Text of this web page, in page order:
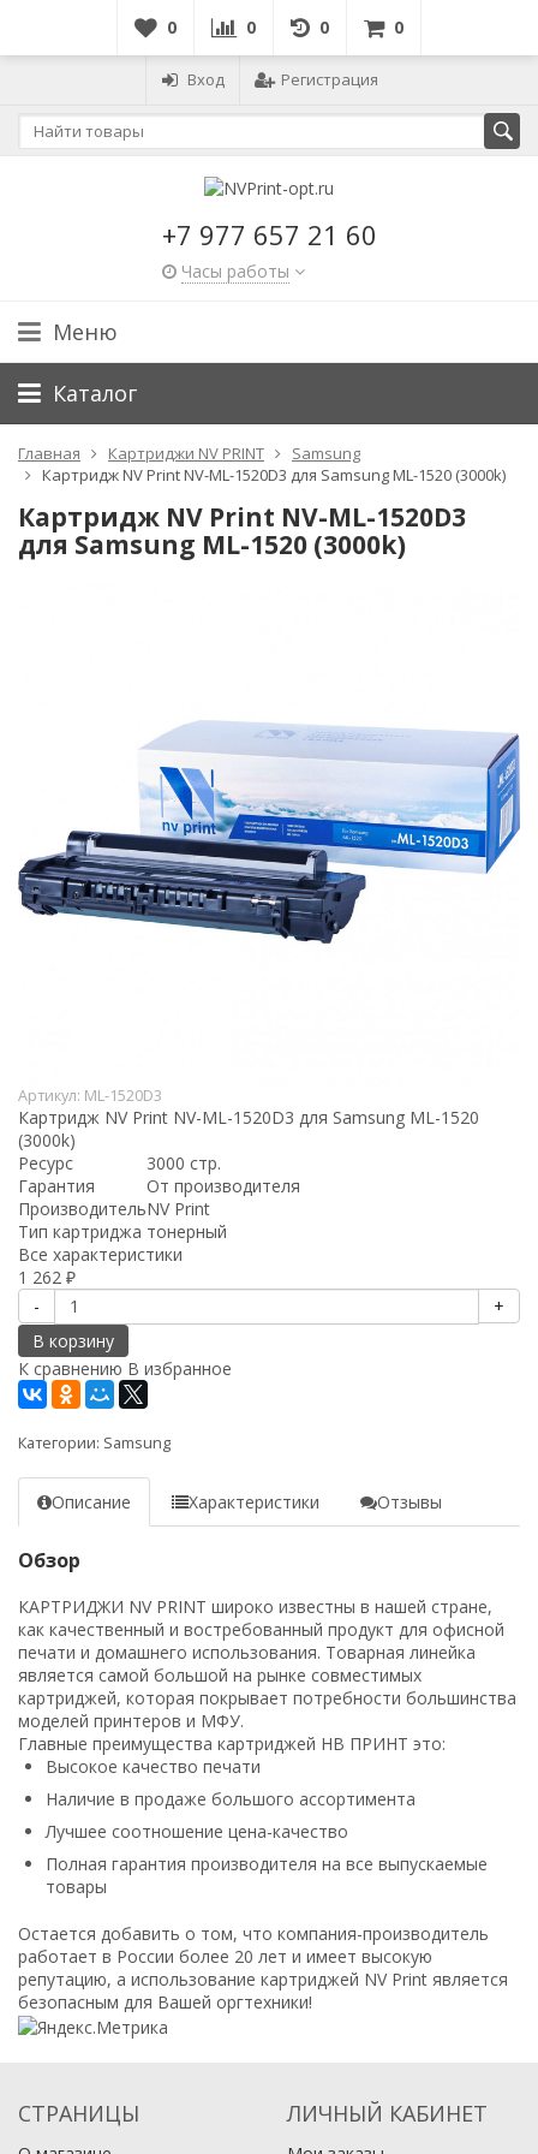
0 0 0 0
Вход Регистрация
+7 977 657 21 60
Часы работы
Меню
Каталог
Главная Картриджи NV PRINT
Samsung
Картридж NV Print NV-ML-1520D3 для Samsung ML-1520 (3000k)
Картридж NV Print NV-ML-1520D3
для Samsung ML-1520 (3000k)
Артикул: ML-1520D3
Картридж NV Print NV-ML-1520D3 для Samsung ML-1520
(3000k)
Ресурс
3000 стр.
Гарантия
От производителя
ПроизводительNV Print
Тип картриджа тонерный
Все характеристики
1 262 ₽
-
+
В корзину
К сравнению В избранное
Категории: Samsung
Описание Характеристики Отзывы
Обзор
КАРТРИДЖИ NV PRINT широко известны в нашей стране,
как качественный и востребованный продукт для офисной
печати и домашнего использования. Товарная линейка
является самой большой на рынке совместимых
картриджей, которая покрывает потребности большинства
моделей принтеров и МФУ.
Главные преимущества картриджей НВ ПРИНТ это:
Высокое качество печати
Наличие в продаже большого ассортимента
Лучшее соотношение цена-качество
Полная гарантия производителя на все выпускаемые
товары
Остается добавить о том, что компания-производитель
работает в России более 20 лет и имеет высокую
репутацию, а использование картриджей NV Print является
безопасным для Вашей оргтехники!
СТРАНИЦЫ ЛИЧНЫЙ КАБИНЕТ